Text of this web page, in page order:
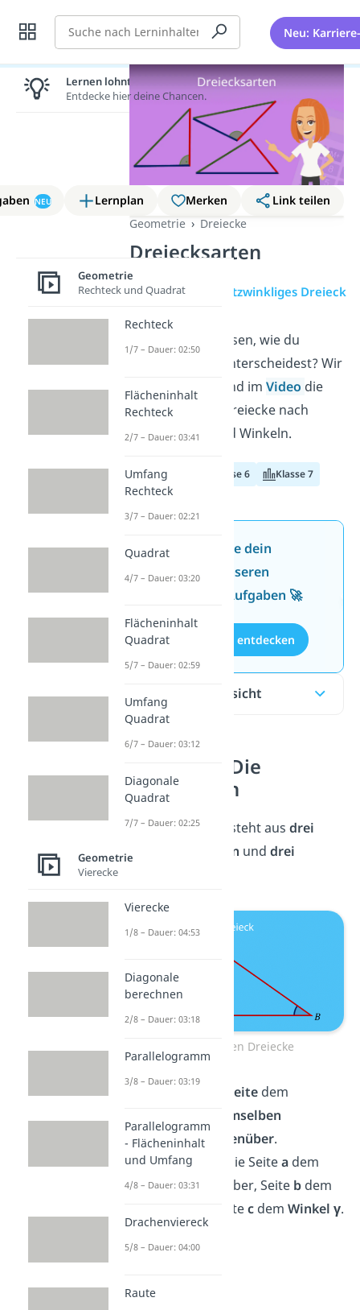
Suche Neu:
NEU Lernplan Merken
Link teilen
Geometrie
Dreiecke
Dreiecksarten
Übersicht Spitzwinkliges Dreieck
Du möchtest wissen, wie du
unterscheidest? Wir
zeigen dir hier und im Video die
verschiedenen Dreiecke nach
Seitenlängen und Winkeln.
Klasse 5 Klasse 6 Klasse 7
Jetzt neu: Teste dein
Wissen mit unseren
kostenlosen Aufgaben 🚀
Aufgaben entdecken
Inhaltsübersicht
Dreieck — Die
Grundlagen
Jedes Dreieck besteht aus drei
drei Seiten und drei
Grundlagen Dreiecke
Dabei liegt jede Seitedem
demselben
Buchstaben gegenüber.
Außerdem liegt die Seiteadem
Winkel αgegenüber, Seite bdem
und Seitecdem Winkel γ.
Lernen lohnt sich!
Entdecke hier deine Chancen.
Geometrie
Rechteck und Quadrat
Rechteck
1/7 – Dauer: 02:50
Flächeninhalt
Rechteck
2/7 – Dauer: 03:41
Umfang
Rechteck
3/7 – Dauer: 02:21
Quadrat
4/7 – Dauer: 03:20
Flächeninhalt
Quadrat
5/7 – Dauer: 02:59
Umfang
Quadrat
6/7 – Dauer: 03:12
Diagonale
Quadrat
7/7 – Dauer: 02:25
Geometrie
Vierecke
Vierecke
1/8 – Dauer: 04:53
Diagonale
berechnen
2/8 – Dauer: 03:18
Parallelogramm
3/8 – Dauer: 03:19
Parallelogramm
- Flächeninhalt
und Umfang
4/8 – Dauer: 03:31
Drachenviereck
5/8 – Dauer: 04:00
Raute